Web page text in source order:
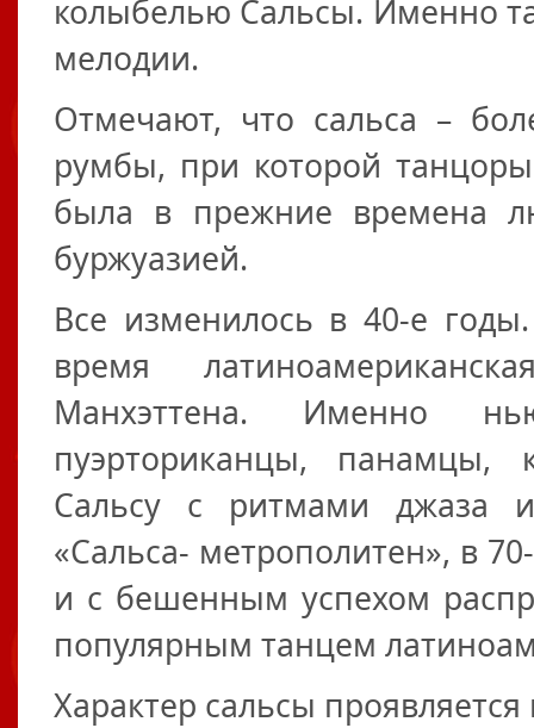
колыбелью Сальсы. Именно
мелодии.
Отмечают, что сальса –
румбы, при которой
была в прежние времена
буржуазией.
Все изменилось в 40-е
время
Манхэттена. Именно
пуэрториканцы,
Сальсу с ритмами джаза
«Сальса- метрополитен», в
и с бешенным успехом
популярным танцем
Характер сальсы